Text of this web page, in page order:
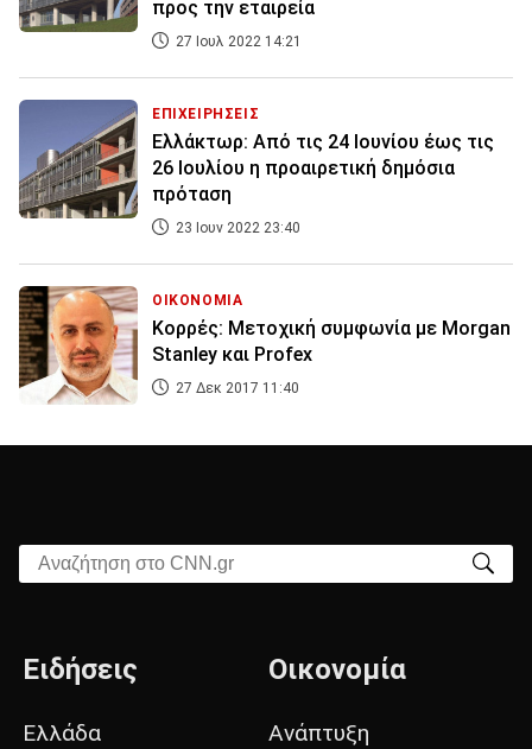
προς την εταιρεία
27 Ιουλ 2022 14:21
ΕΠΙΧΕΙΡΗΣΕΙΣ
Ελλάκτωρ: Από τις 24 Ιουνίου έως τις
26 Ιουλίου η προαιρετική δημόσια
πρόταση
23 Ιουν 2022 23:40
ΟΙΚΟΝΟΜΙΑ
Κορρές: Μετοχική συμφωνία με Morgan
Stanley και Profex
27 Δεκ 2017 11:40
Αναζήτηση στο CNN.gr
Ειδήσεις
Ελλάδα
Οικονομία
Ανάπτυξη